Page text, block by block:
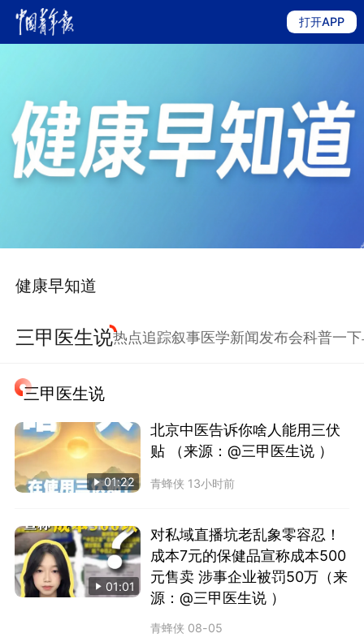
打开APP
健康早知道
三甲医生说热点追踪叙事医学新闻发布会科普一下
三甲医生说
01:22
北京中医告诉你啥人能用三伏
贴 （来源：@三甲医生说 ）
青蜂侠 13小时前
01:01
对私域直播坑老乱象零容忍！
成本7元的保健品宣称成本500
元售卖 涉事企业被罚50万（来
源：@三甲医生说 ）
青蜂侠 08-05